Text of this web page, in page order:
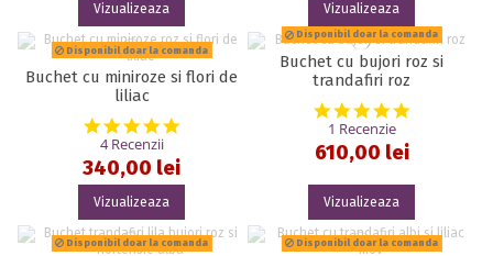
Vizualizeaza Vizualizeaza
Disponibil doar la comanda
Buchet cu miniroze si flori de
liliac
5.0 star rating
4 Recenzii
340,00 lei
Vizualizeaza
Disponibil doar la comanda
Buchet cu bujori roz si
trandafiri roz
5.0 star
1 Recenzie
610,00 lei
Vizualizeaza
Disponibil doar la comanda Disponibil doar la comanda